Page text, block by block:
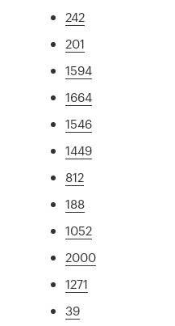
242
201
1594
1664
1546
1449
812
188
1052
2000
1271
39